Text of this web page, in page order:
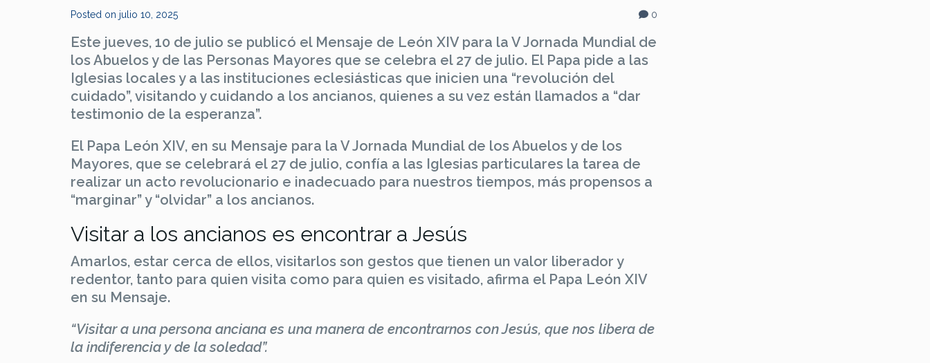
Posted on julio 10, 2025 0
Este jueves, 10 de julio se publicó el Mensaje de León XIV para la V Jornada Mundial de
los Abuelos y de las Personas Mayores que se celebra el 27 de julio. El Papa pide a las
Iglesias locales y a las instituciones eclesiásticas que inicien una “revolución del
cuidado”, visitando y cuidando a los ancianos, quienes a su vez están llamados a “dar
testimonio de la esperanza”.
El Papa León XIV, en su Mensaje para la V Jornada Mundial de los Abuelos y de los
Mayores, que se celebrará el 27 de julio, confía a las Iglesias particulares la tarea de
realizar un acto revolucionario e inadecuado para nuestros tiempos, más propensos a
“marginar” y “olvidar” a los ancianos.
Visitar a los ancianos es encontrar a Jesús
Amarlos, estar cerca de ellos, visitarlos son gestos que tienen un valor liberador y
redentor, tanto para quien visita como para quien es visitado, afirma el Papa León XIV
en su Mensaje.
“Visitar a una persona anciana es una manera de encontrarnos con Jesús, que nos libera de
la indiferencia y de la soledad”.